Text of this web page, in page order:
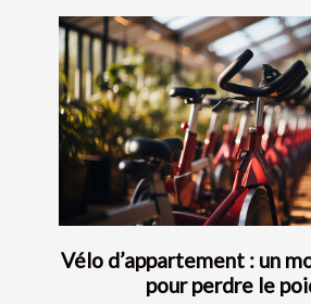
Vélo d’appartement : un
pour perdre le